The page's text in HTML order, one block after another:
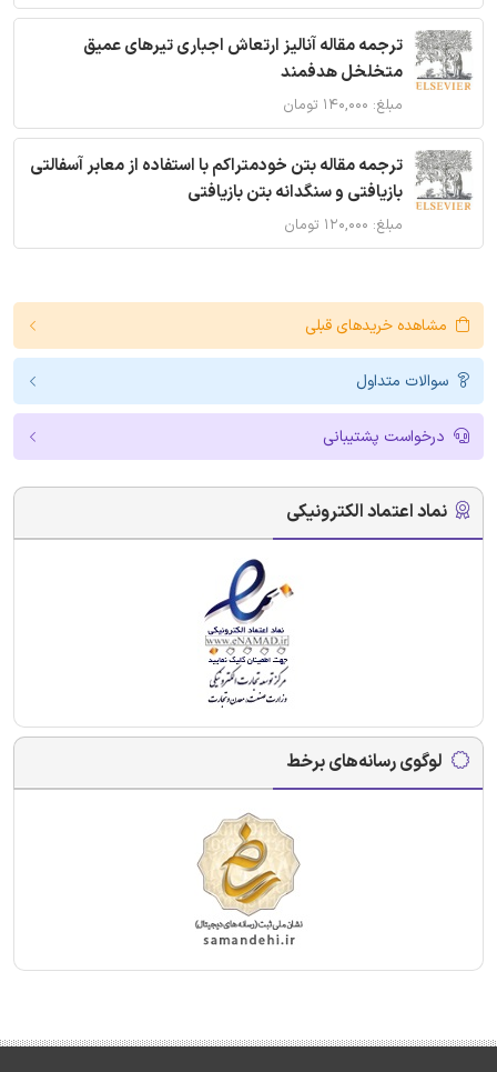
ترجمه مقاله آنالیز ارتعاش اجباری تیرهای عمیق
متخلخل هدفمند
مبلغ: ۱۴۰,۰۰۰ تومان
ترجمه مقاله بتن خودمتراکم با استفاده از معابر آسفالتی
بازیافتی و سنگدانه بتن بازیافتی
مبلغ: ۱۲۰,۰۰۰ تومان
مشاهده خریدهای قبلی
سوالات متداول
درخواست پشتیبانی
نماد اعتماد الکترونیکی
لوگوی رسانه‌های برخط